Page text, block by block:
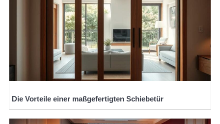
Die Vorteile einer maßgefertigten Schiebetür